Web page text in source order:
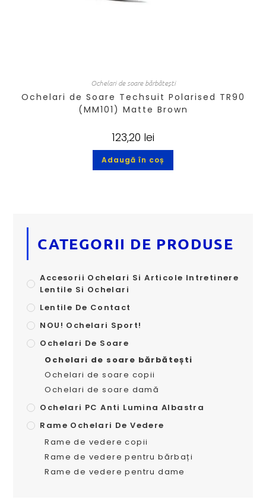
Ochelari de soare bărbătești
Ochelari de Soare Techsuit Polarised TR90
(MM101) Matte Brown
123,20 lei
Adaugă în coș
CATEGORII DE PRODUSE
Accesorii Ochelari Si Articole Intretinere
Lentile Si Ochelari
Lentile De Contact
NOU! Ochelari Sport!
Ochelari De Soare
Ochelari de soare bărbătești
Ochelari de soare copii
Ochelari de soare damă
Ochelari PC Anti Lumina Albastra
Rame Ochelari De Vedere
Rame de vedere copii
Rame de vedere pentru bărbați
Rame de vedere pentru dame